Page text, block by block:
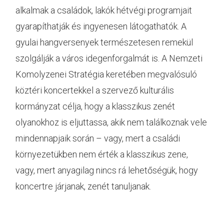
alkalmak a családok, lakók hétvégi programjait
gyarapíthatják és ingyenesen látogathatók. A
gyulai hangversenyek természetesen remekül
szolgálják a város idegenforgalmát is. A Nemzeti
Komolyzenei Stratégia keretében megvalósuló
köztéri koncertekkel a szervező kulturális
kormányzat célja, hogy a klasszikus zenét
olyanokhoz is eljuttassa, akik nem találkoznak vele
mindennapjaik során – vagy, mert a családi
környezetükben nem érték a klasszikus zene,
vagy, mert anyagilag nincs rá lehetőségük, hogy
koncertre járjanak, zenét tanuljanak.